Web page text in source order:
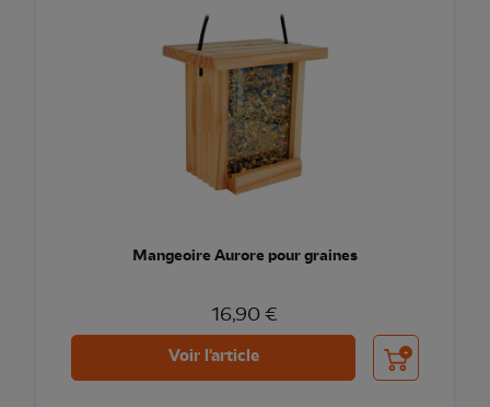
Mangeoire Aurore pour graines
16,90 €
Voir l'article Ajouter au